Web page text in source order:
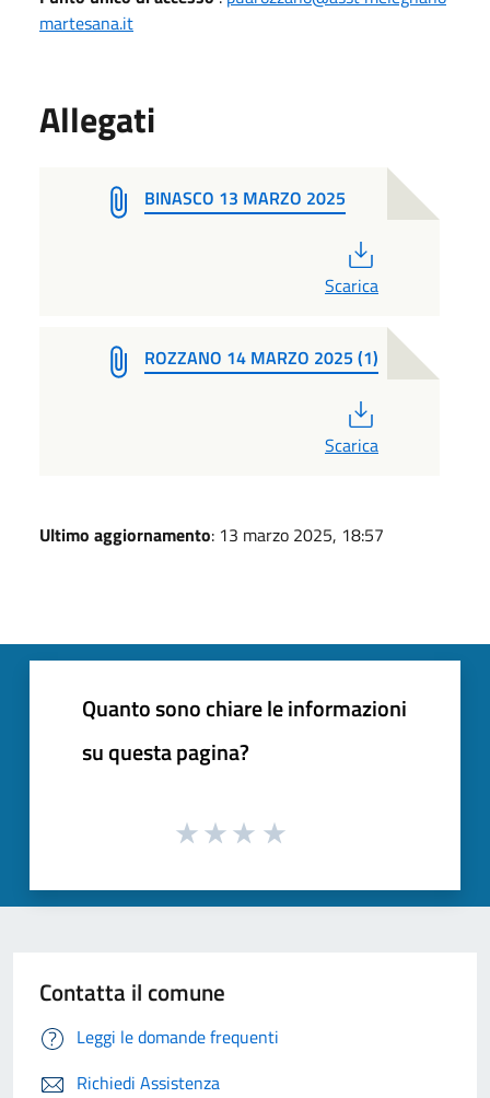
martesana.it
Allegati
BINASCO 13 MARZO 2025
Scarica
ROZZANO 14 MARZO 2025 (1)
Scarica
Ultimo aggiornamento: 13 marzo 2025, 18:57
Quanto sono chiare le informazioni
su questa pagina?
Contatta il comune
Leggi le domande frequenti
Richiedi Assistenza